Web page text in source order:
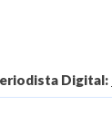
Digital: